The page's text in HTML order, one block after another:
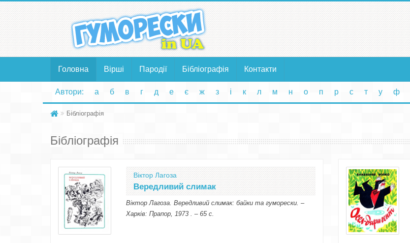
Головна Вірші Пародії Бібліографія Контакти
Автори: а б в г д е є ж з і к л м н о п р с т у ф
Бібліографія
Бібліографія
Віктор Лагоза
Вередливий слимак
Віктор Лагоза. Вередливий слимак: байки та гуморески. –
Харків: Прапор, 1973 . – 65 с.